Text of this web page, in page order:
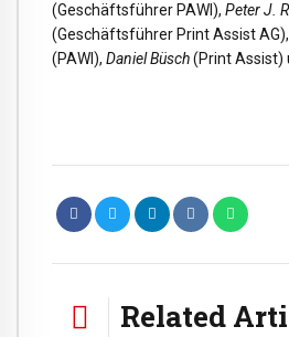
(Geschäftsführer PAWI), Peter J.
(Geschäftsführer Print Assist AG),
(PAWI), Daniel Büsch(Print Assist)
Related